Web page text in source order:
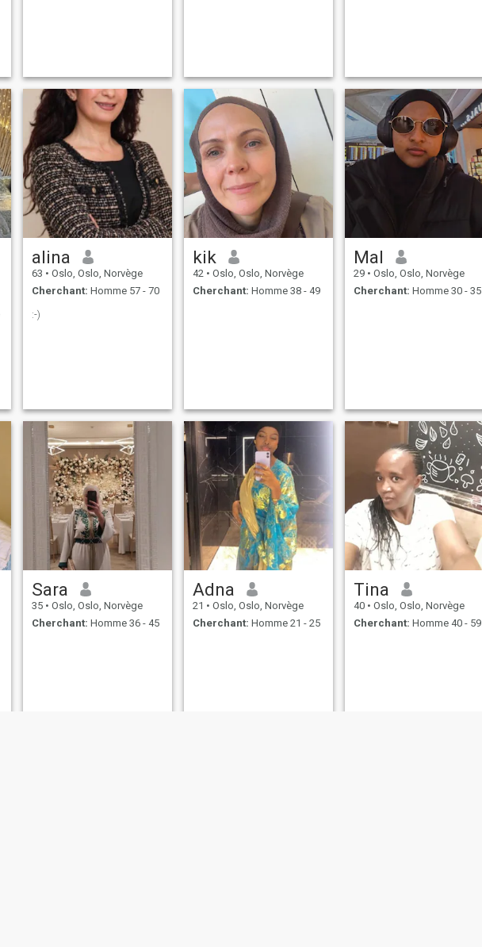
alina
63 • Oslo, Oslo, Norvège
Cherchant: Homme 57 - 70
:-)
kik
42 • Oslo, Oslo, Norvège
Cherchant: Homme 38 - 49
Mal
29 • Oslo, Oslo, Norvège
Cherchant: Homme 30 - 35
Sara
35 • Oslo, Oslo, Norvège
Cherchant: Homme 36 - 45
Adna
21 • Oslo, Oslo, Norvège
Cherchant: Homme 21 - 25
Tina
40 • Oslo, Oslo, Norvège
Cherchant: Homme 40 - 59